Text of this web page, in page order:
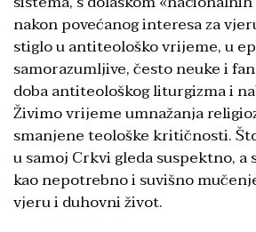
nakon povećanog interesa za
stiglo u antiteološko vrijeme, u
samorazumljive, često neuke i
doba antiteološkog liturgizma i
Živimo vrijeme umnažanja
smanjene teološke kritičnosti.
u samoj Crkvi gleda suspektno,
kao nepotrebno i suvišno
vjeru i duhovni život.